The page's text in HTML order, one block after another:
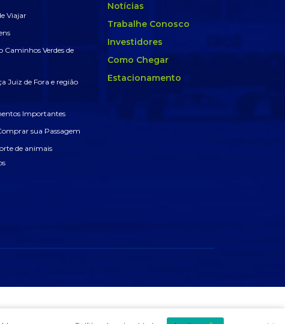
Viajar
Caminhos Verdes de
Juiz de Fora e região
Importantes
sua Passagem
de animais
Notícias
Trabalhe Conosco
Investidores
Como Chegar
Estacionamento